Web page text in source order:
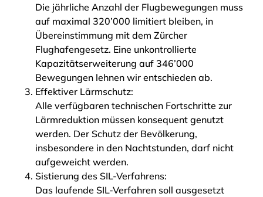
Die jährliche Anzahl der Flugbewegungen muss
auf maximal 320’000 limitiert bleiben, in
Übereinstimmung mit dem Zürcher
Flughafengesetz. Eine unkontrollierte
Kapazitätserweiterung auf 346’000
Bewegungen lehnen wir entschieden ab.
Effektiver Lärmschutz:
Alle verfügbaren technischen Fortschritte zur
Lärmreduktion müssen konsequent genutzt
werden. Der Schutz der Bevölkerung,
insbesondere in den Nachtstunden, darf nicht
aufgeweicht werden.
Sistierung des SIL-Verfahrens:
Das laufende SIL-Verfahren soll ausgesetzt